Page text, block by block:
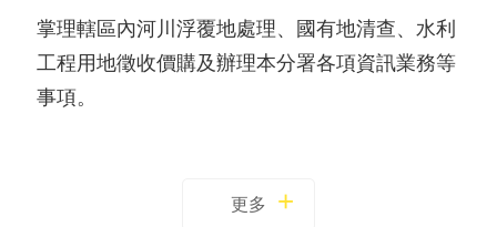
掌理轄區內河川浮覆地處理、國有地清查、水利
工程用地徵收價購及辦理本分署各項資訊業務等
事項。
更多